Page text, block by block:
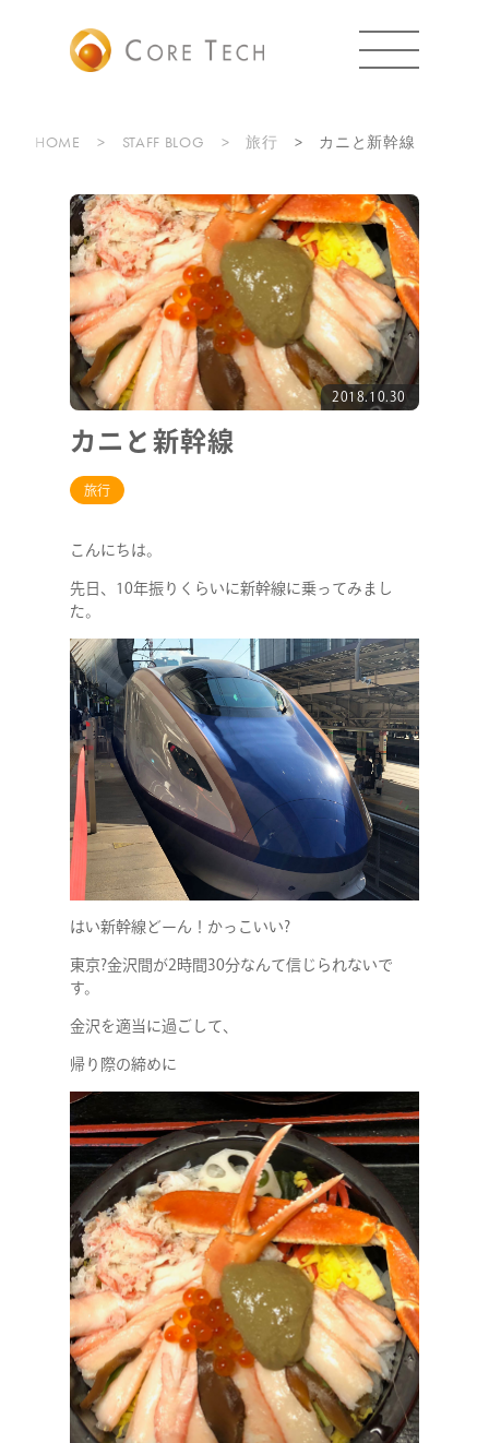
HOME STAFF BLOG 旅行 カニと新幹線
2018.10.30
カニと新幹線
旅行
こんにちは。
先日、10年振りくらいに新幹線に乗ってみまし
た。
はい新幹線どーん！かっこいい?
東京?金沢間が2時間30分なんて信じられないで
す。
金沢を適当に過ごして、
帰り際の締めに